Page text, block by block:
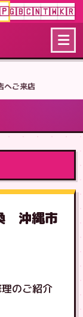
🇬🇧🇨🇳🇹🇼🇰🇷
ご来店
沖縄市
のご紹介